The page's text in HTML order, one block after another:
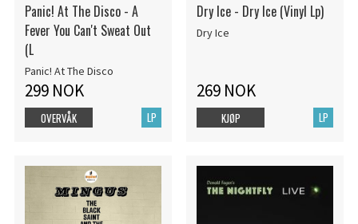
Panic! At The Disco - A
Fever You Can't Sweat Out
(L
Panic! At The Disco
299 NOK
LP
OVERVÅK
Dry Ice - Dry Ice (Vinyl Lp)
Dry Ice
269 NOK
LP
KJØP